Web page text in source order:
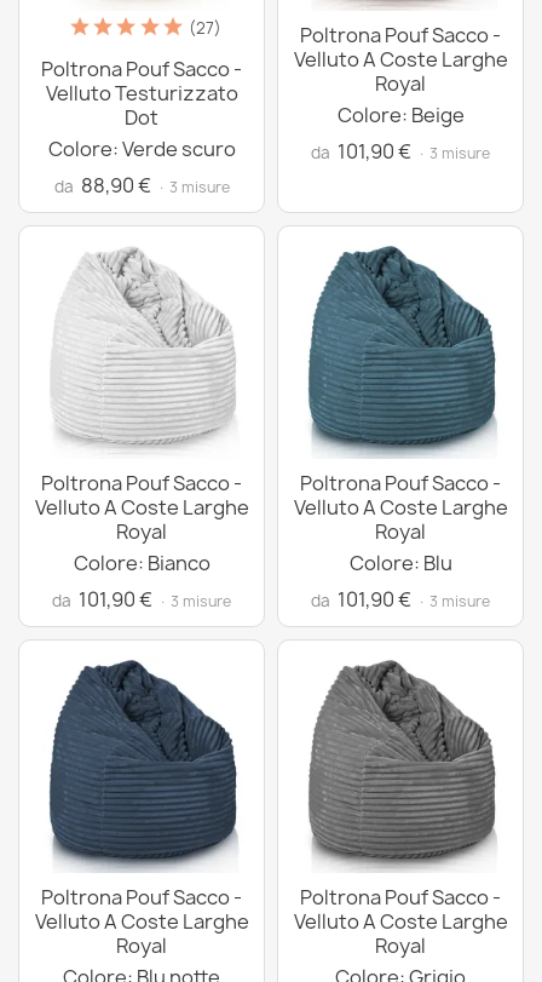
(27)
Poltrona Pouf Sacco -
Velluto Testurizzato
Dot
Colore: Verde scuro
da 88,90 € · 3 misure
Poltrona Pouf Sacco -
Velluto A Coste Larghe
Royal
Colore: Beige
da 101,90 € · 3 misure
Poltrona Pouf Sacco -
Velluto A Coste Larghe
Royal
Colore: Bianco
da 101,90 € · 3 misure
Poltrona Pouf Sacco -
Velluto A Coste Larghe
Royal
Colore: Blu
da 101,90 € · 3 misure
Poltrona Pouf Sacco -
Velluto A Coste Larghe
Royal
Poltrona Pouf Sacco -
Velluto A Coste Larghe
Royal